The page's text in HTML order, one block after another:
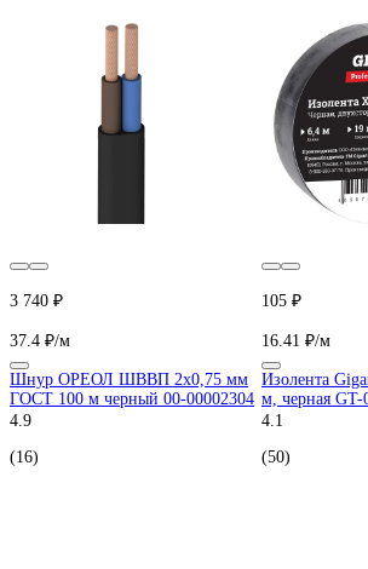
3 740 ₽
37.4 ₽/м
Шнур ОРЕОЛ ШВВП 2х0,75 мм
ГОСТ 100 м черный 00-00002304
4.9
(16)
105 ₽
16.41 ₽/м
Изолента
м, черная GT-
4.1
(50)